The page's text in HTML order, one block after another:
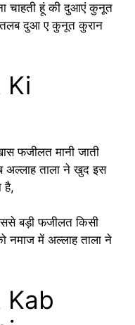
चाहती हूं की दुआएं कुनूत
दुआ ए कुनूत कुरान
Ki
फजीलत मानी जाती
अल्लाह ताला ने खुद इस
है,
बड़ी फजीलत किसी
नमाज में अल्लाह ताला ने
Kab